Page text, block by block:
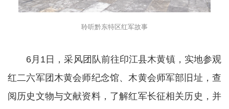
聆听黔东特区红军故事
6月1日，采风团队前往印江县木黄镇，实地参观
红二六军团木黄会师纪念馆、木黄会师军部旧址，查
阅历史文物与文献资料，了解红军长征相关历史，并